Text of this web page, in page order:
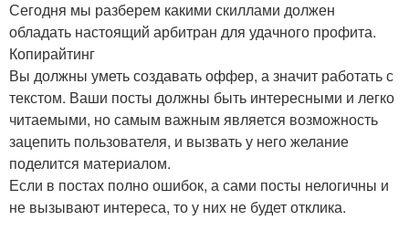
Сегодня мы разберем какими скиллами должен
обладать настоящий арбитран для удачного профита.
Копирайтинг
Вы должны уметь создавать оффер, а значит работать с
текстом. Ваши посты должны быть интересными и легко
читаемыми, но самым важным является возможность
зацепить пользователя, и вызвать у него желание
поделится материалом.
Если в постах полно ошибок, а сами посты нелогичны и
не вызывают интереса, то у них не будет отклика.